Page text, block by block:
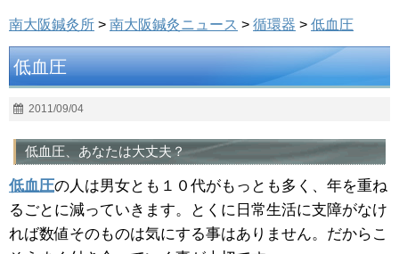
南大阪鍼灸所 > 南大阪鍼灸ニュース > 循環器 > 低血圧
低血圧
2011/09/04
低血圧、あなたは大丈夫？
低血圧の人は男女とも１０代がもっとも多く、年を重ね
るごとに減っていきます。とくに日常生活に支障がなけ
れば数値そのものは気にする事はありません。だからこ